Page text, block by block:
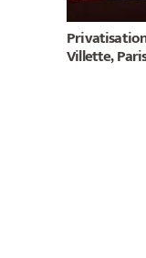
Villette,